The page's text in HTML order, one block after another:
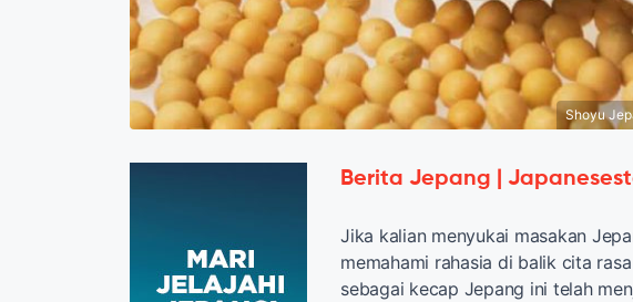
Shoyu
Berita Jepang |
Jika kalian menyukai masakan
memahami rahasia di balik cita
sebagai kecap Jepang ini telah